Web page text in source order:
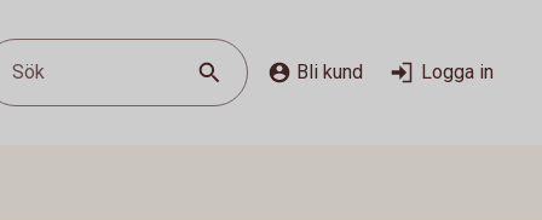
Sök Bli kund Logga in